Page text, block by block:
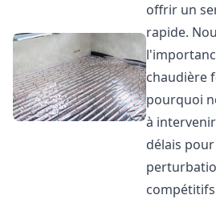
offrir un
rapide.
chaudière
pourquoi
à
délais